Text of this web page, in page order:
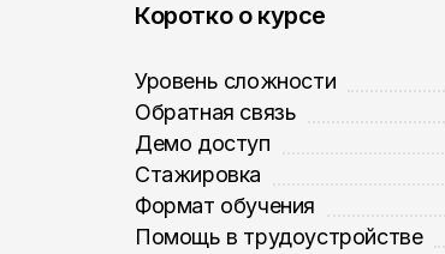
Коротко о курсе
Уровень сложности
Обратная связь
Демо доступ
Стажировка
Формат обучения
Помощь в трудоустройстве